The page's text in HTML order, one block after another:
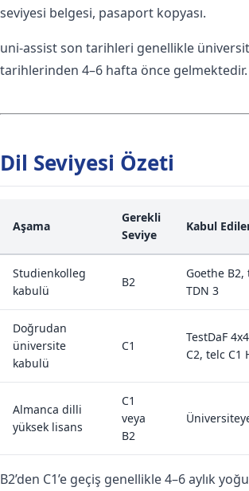
seviyesi belgesi, pasaport kopyası.
uni-assist son tarihleri genellikle
tarihlerinden 4–6 hafta önce gelmektedir.
Dil Seviyesi Özeti
Aşama
Gerekli
Seviye
Kabul
Studienkolleg
kabulü
B2
Goethe B2,
TDN 3
Doğrudan
üniversite
kabulü
C1
TestDaF
C2, telc C1
Almanca dilli
yüksek lisans
C1
veya
B2
B2’den C1’e geçiş genellikle 4–6 aylık